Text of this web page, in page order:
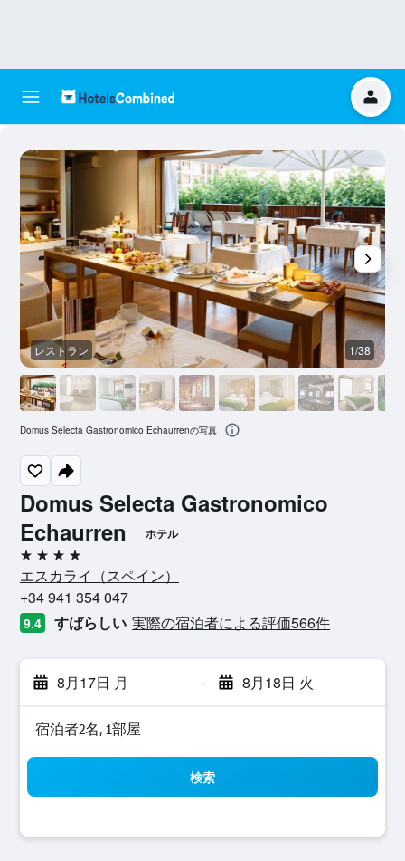
Domus Selecta Gastronomico
Echaurren
ホテル
4つ星
エスカライ​（スペイン​）​
+34 941 354 047
9.4 すばらしい 実際の宿泊者による評価566​件
8月17日 月 - 8月18日 火
宿泊者2名, 1​部屋
検索
レストラン 1/38
Domus Selecta Gastronomico Echaurrenの写真